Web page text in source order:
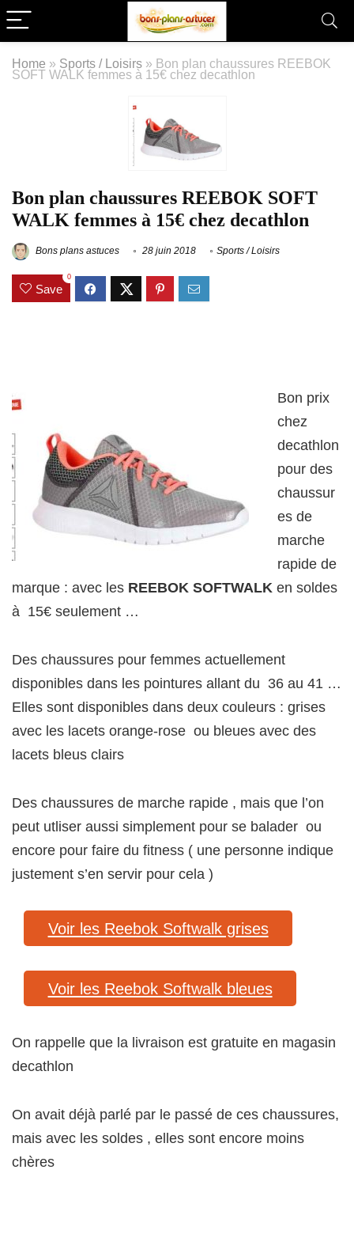
Home » Sports / Loisirs » Bon plan chaussures REEBOK
SOFT WALK femmes à 15€ chez decathlon
Bon plan chaussures REEBOK SOFT
WALK femmes à 15€ chez decathlon
Bons plans astuces 28 juin 2018 Sports / Loisirs
Save
0
Bon prix
chez
decathlon
pour des
chaussur
es de
marche
rapide de
marque : avec les REEBOK SOFTWALK en soldes
à 15€ seulement …
Des chaussures pour femmes actuellement
disponibles dans les pointures allant du 36 au 41 …
Elles sont disponibles dans deux couleurs : grises
avec les lacets orange-rose ou bleues avec des
lacets bleus clairs
Des chaussures de marche rapide , mais que l’on
peut utliser aussi simplement pour se balader ou
encore pour faire du fitness ( une personne indique
justement s’en servir pour cela )
Voir les Reebok Softwalk grises
Voir les Reebok Softwalk bleues
On rappelle que la livraison est gratuite en magasin
decathlon
On avait déjà parlé par le passé de ces chaussures,
mais avec les soldes , elles sont encore moins
chères